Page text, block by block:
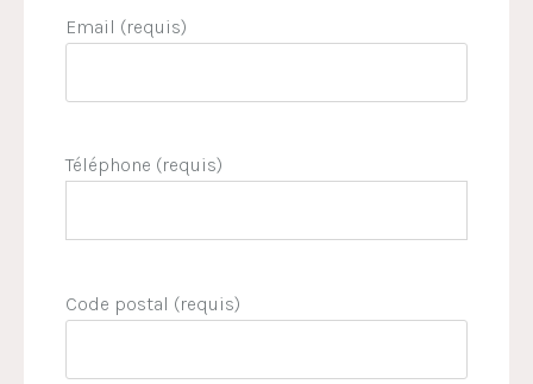
Email (requis)
Téléphone (requis)
Code postal (requis)